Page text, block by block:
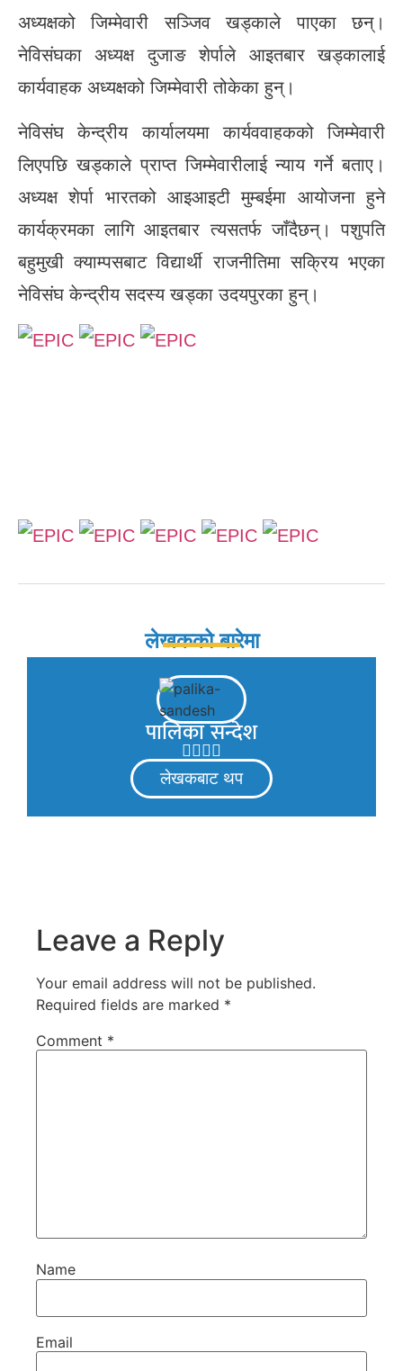
अध्यक्षको जिम्मेवारी सञ्जिव खड्काले पाएका छन्।
नेविसंघका अध्यक्ष दुजाङ शेर्पाले आइतबार खड्कालाई
कार्यवाहक अध्यक्षको जिम्मेवारी तोकेका हुन्।
नेविसंघ केन्द्रीय कार्यालयमा कार्यववाहकको जिम्मेवारी
लिएपछि खड्काले प्राप्त जिम्मेवारीलाई न्याय गर्ने बताए।
अध्यक्ष शेर्पा भारतको आइआइटी मुम्बईमा आयोजना हुने
कार्यक्रमका लागि आइतबार त्यसतर्फ जाँदैछन्। पशुपति
बहुमुखी क्याम्पसबाट विद्यार्थी राजनीतिमा सक्रिय भएका
नेविसंघ केन्द्रीय सदस्य खड्का उदयपुरका हुन्।
लेखकको बारेमा
पालिका सन्देश
लेखकबाट थप
Leave a Reply
Your email address will not be published.
Required fields are marked *
Comment *
Name
Email